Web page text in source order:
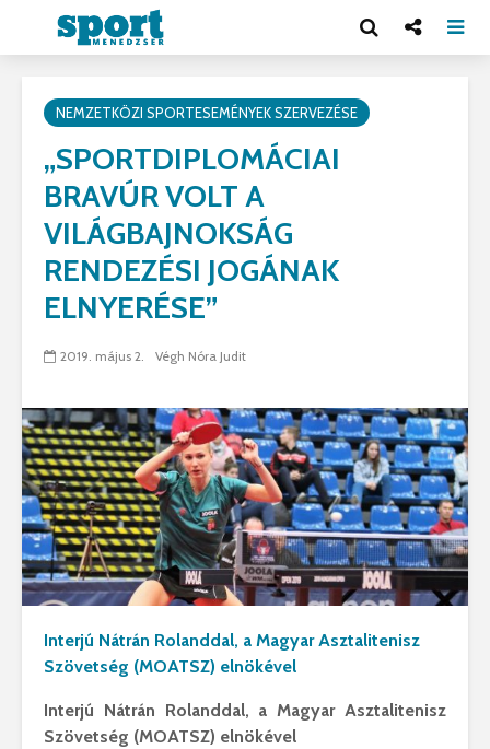
NEMZETKÖZI SPORTESEMÉNYEK SZERVEZÉSE
„SPORTDIPLOMÁCIAI
BRAVÚR VOLT A
VILÁGBAJNOKSÁG
RENDEZÉSI JOGÁNAK
ELNYERÉSE”
2019. május 2. Végh Nóra Judit
Interjú Nátrán Rolanddal, a Magyar Asztalitenisz
Szövetség (MOATSZ) elnökével
Interjú Nátrán Rolanddal, a Magyar Asztalitenisz
Szövetség (MOATSZ) elnökével